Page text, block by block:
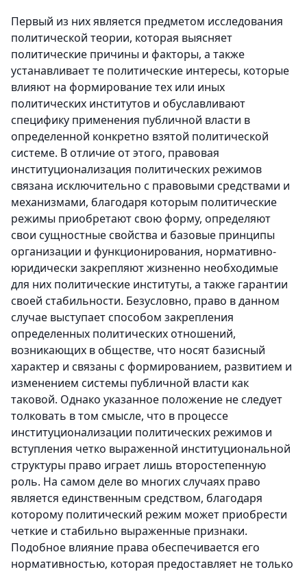
Первый из них является предметом исследования
политической теории, которая выясняет
политические причины и факторы, а также
устанавливает те политические интересы, которые
влияют на формирование тех или иных
политических институтов и обуславливают
специфику применения публичной власти в
определенной конкретно взятой политической
системе. В отличие от этого, правовая
институционализация политических режимов
связана исключительно с правовыми средствами и
механизмами, благодаря которым политические
режимы приобретают свою форму, определяют
свои сущностные свойства и базовые принципы
организации и функционирования, нормативно-
юридически закрепляют жизненно необходимые
для них политические институты, а также гарантии
своей стабильности. Безусловно, право в данном
случае выступает способом закрепления
определенных политических отношений,
возникающих в обществе, что носят базисный
характер и связаны с формированием, развитием и
изменением системы публичной власти как
таковой. Однако указанное положение не следует
толковать в том смысле, что в процессе
институционализации политических режимов и
вступления четко выраженной институциональной
структуры право играет лишь второстепенную
роль. На самом деле во многих случаях право
является единственным средством, благодаря
которому политический режим может приобрести
четкие и стабильно выраженные признаки.
Подобное влияние права обеспечивается его
нормативностью, которая предоставляет не только